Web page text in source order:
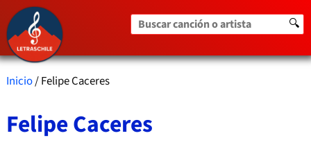
Buscar canción o artista 🔍
Inicio/ Felipe Caceres
Felipe Caceres